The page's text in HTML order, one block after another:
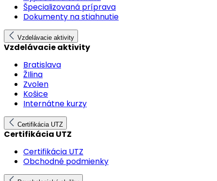
Špecializovaná príprava
Dokumenty na stiahnutie
Vzdelávacie aktivity
Vzdelávacie aktivity
Bratislava
ŽIlina
Zvolen
Košice
Internátne kurzy
Certifikácia UTZ
Certifikácia UTZ
Certifikácia UTZ
Obchodné podmienky